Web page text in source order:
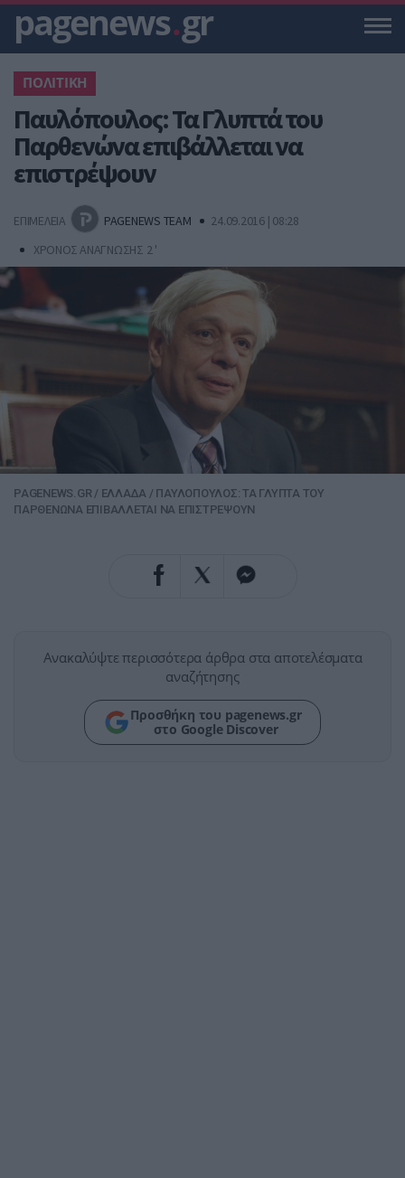
pagenews.gr
ΠΟΛΙΤΙΚΗ
Παυλόπουλος: Τα Γλυπτά του
Παρθενώνα επιβάλλεται να
επιστρέψουν
ΕΠΙΜΕΛΕΙΑ PAGENEWS TEAM
24.09.2016 | 08:28
ΧΡΟΝΟΣ ΑΝΑΓΝΩΣΗΣ 2 '
PAGENEWS.GR/ ΕΛΛΑΔΑ / ΠΑΥΛΟΠΟΥΛΟΣ: ΤΑ ΓΛΥΠΤΑ ΤΟΥ
ΠΑΡΘΕΝΩΝΑ ΕΠΙΒΑΛΛΕΤΑΙ ΝΑ ΕΠΙΣΤΡΕΨΟΥΝ
Ανακαλύψτε περισσότερα άρθρα στα αποτελέσματα
αναζήτησης
Προσθήκη του pagenews.gr
στο Google Discover